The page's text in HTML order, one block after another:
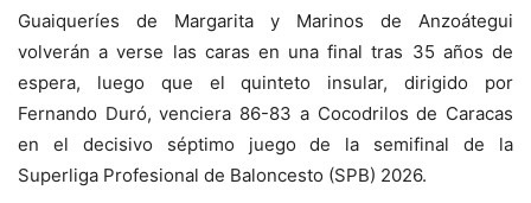
Guaiqueríes de Margarita y Marinos de Anzoátegui
volverán a verse las caras en una final tras 35 años de
espera, luego que el quinteto insular, dirigido por
Fernando Duró, venciera 86-83 a Cocodrilos de Caracas
en el decisivo séptimo juego de la semifinal de la
Superliga Profesional de Baloncesto (SPB) 2026.